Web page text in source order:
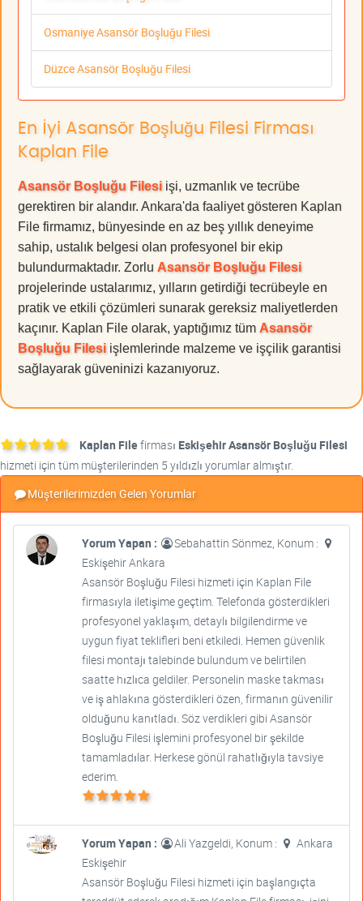
Osmaniye Asansör Boşluğu Filesi
Düzce Asansör Boşluğu Filesi
En İyi Asansör Boşluğu Filesi Firması
Kaplan File
Asansör Boşluğu Filesi işi, uzmanlık ve tecrübe
gerektiren bir alandır. Ankara'da faaliyet gösteren Kaplan
File firmamız, bünyesinde en az beş yıllık deneyime
sahip, ustalık belgesi olan profesyonel bir ekip
bulundurmaktadır. Zorlu Asansör Boşluğu Filesi
projelerinde ustalarımız, yılların getirdiği tecrübeyle en
pratik ve etkili çözümleri sunarak gereksiz maliyetlerden
kaçınır. Kaplan File olarak, yaptığımız tüm Asansör
Boşluğu Filesi işlemlerinde malzeme ve işçilik garantisi
sağlayarak güveninizi kazanıyoruz.
Kaplan Filefirması Eskişehir Asansör Boşluğu Filesi
hizmeti için tüm müşterilerinden 5 yıldızlı yorumlar almıştır.
Müşterilerimizden Gelen Yorumlar
Yorum Yapan :
Sebahattin Sönmez, Konum :
Eskişehir Ankara
Asansör Boşluğu Filesi hizmeti için Kaplan File
firmasıyla iletişime geçtim. Telefonda gösterdikleri
profesyonel yaklaşım, detaylı bilgilendirme ve
uygun fiyat teklifleri beni etkiledi. Hemen güvenlik
filesi montajı talebinde bulundum ve belirtilen
saatte hızlıca geldiler. Personelin maske takması
ve iş ahlakına gösterdikleri özen, firmanın güvenilir
olduğunu kanıtladı. Söz verdikleri gibi Asansör
Boşluğu Filesi işlemini profesyonel bir şekilde
tamamladılar. Herkese gönül rahatlığıyla tavsiye
ederim.
Yorum Yapan : Ali Yazgeldi, Konum :
Ankara
Eskişehir
Asansör Boşluğu Filesi hizmeti için başlangıçta